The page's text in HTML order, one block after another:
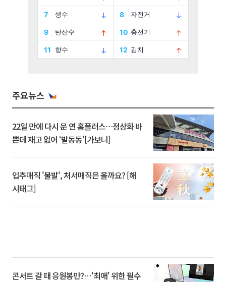
주요뉴스
22일 만에 다시 문 연 홈플러스…정상화 바
쁜데 재고 없어 ‘발동동’[가보니]
입추매직 '불발', 처서매직은 올까요? [해
시태그]
콘서트 갈 때 응원봉만?⋯'최애' 위한 필수